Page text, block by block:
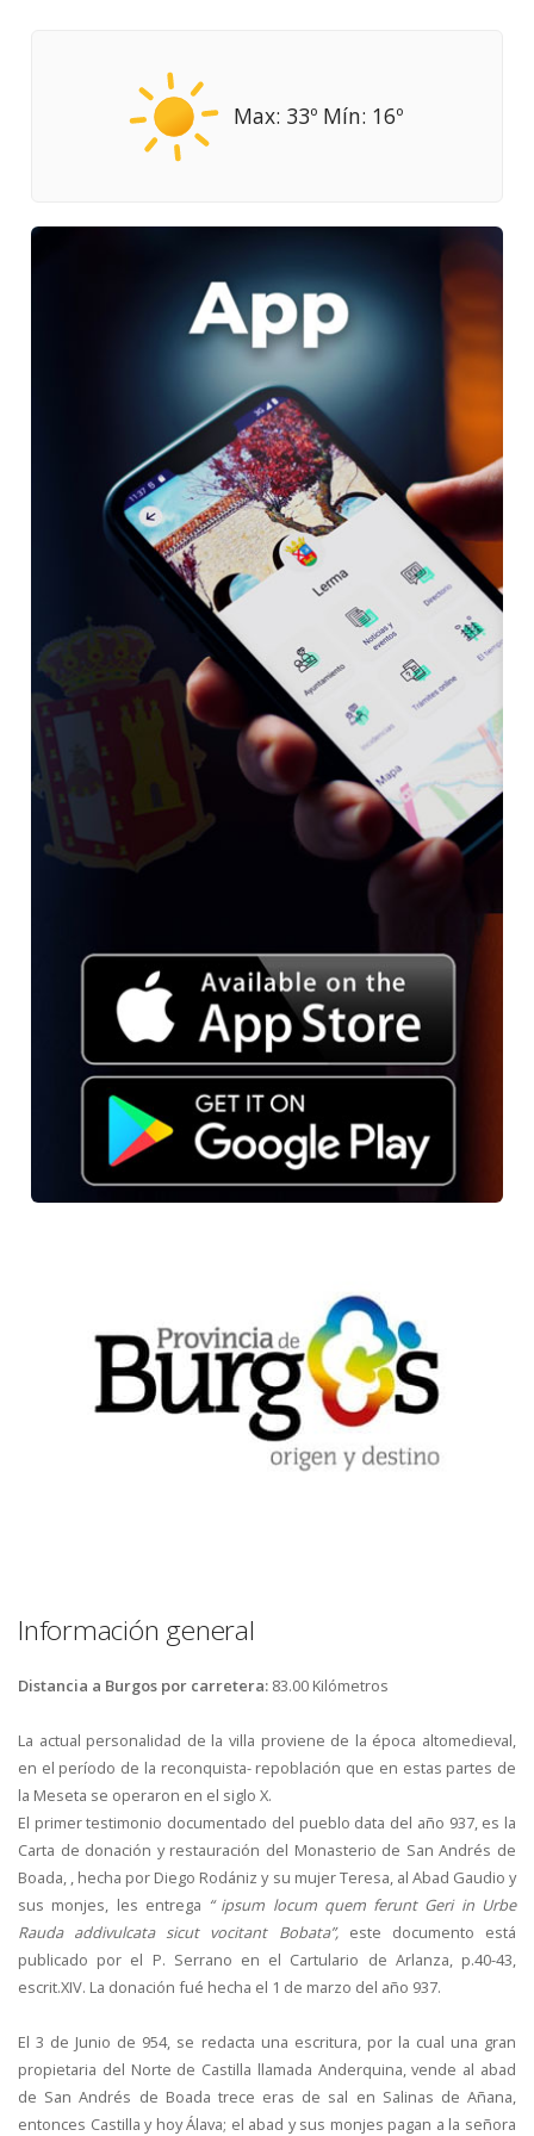
Max: 33º Mín: 16º
Información general
Distancia a Burgos por carretera: 83.00 Kilómetros
La actual personalidad de la villa proviene de la época altomedieval,
en el período de la reconquista- repoblación que en estas partes de
la Meseta se operaron en el siglo X.
El primer testimonio documentado del pueblo data del año 937, es la
Carta de donación y restauración del Monasterio de San Andrés de
Boada, , hecha por Diego Rodániz y su mujer Teresa, al Abad Gaudio y
sus monjes, les entrega “ ipsum locum quem ferunt Geri in Urbe
Rauda addivulcata sicut vocitant Bobata”, este documento está
publicado por el P. Serrano en el Cartulario de Arlanza, p.40-43,
escrit.XIV. La donación fué hecha el 1 de marzo del año 937.
El 3 de Junio de 954, se redacta una escritura, por la cual una gran
propietaria del Norte de Castilla llamada Anderquina, vende al abad
de San Andrés de Boada trece eras de sal en Salinas de Añana,
entonces Castilla y hoy Álava; el abad y sus monjes pagan a la señora